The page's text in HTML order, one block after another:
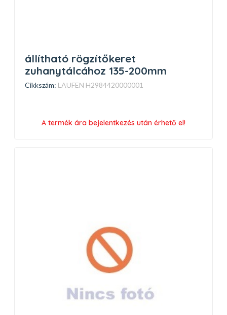
állítható rögzítőkeret
zuhanytálcához 135-200mm
Cikkszám: LAUFEN H2984420000001
A termék ára bejelentkezés után érhető el!